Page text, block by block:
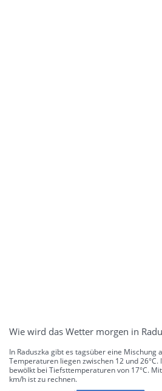
Wie wird das Wetter morgen in
In Raduszka gibt es tagsüber eine Mischung
Temperaturen liegen zwischen 12 und
bewölkt bei Tiefsttemperaturen von 17°C.
km/h ist zu rechnen.